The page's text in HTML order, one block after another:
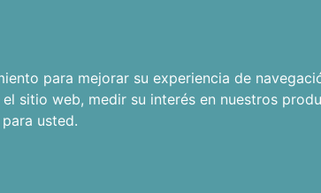
para mejorar su experiencia de
el sitio web, medir su interés en nuestros
usted.